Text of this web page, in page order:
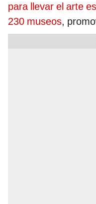
para llevar el arte
230 museos,